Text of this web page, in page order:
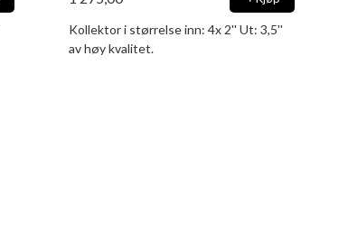
Kollektor i størrelse inn: 4x 2'' Ut: 3,5''
av høy kvalitet.